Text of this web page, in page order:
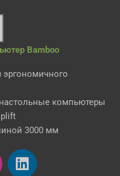
Bamboo
компьютеры
3000 мм
L
i